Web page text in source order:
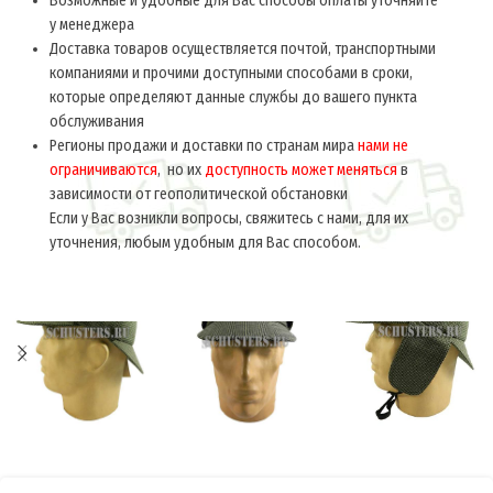
у менеджера
Доставка товаров осуществляется почтой, транспортными
компаниями и прочими доступными способами в сроки,
которые определяют данные службы до вашего пункта
обслуживания
Регионы продажи и доставки по странам миранами не
ограничиваются, но их доступность может меняться в
зависимости от геополитической обстановки
Если у Вас возникли вопросы, свяжитесь с нами, для их
уточнения, любым удобным для Вас способом.